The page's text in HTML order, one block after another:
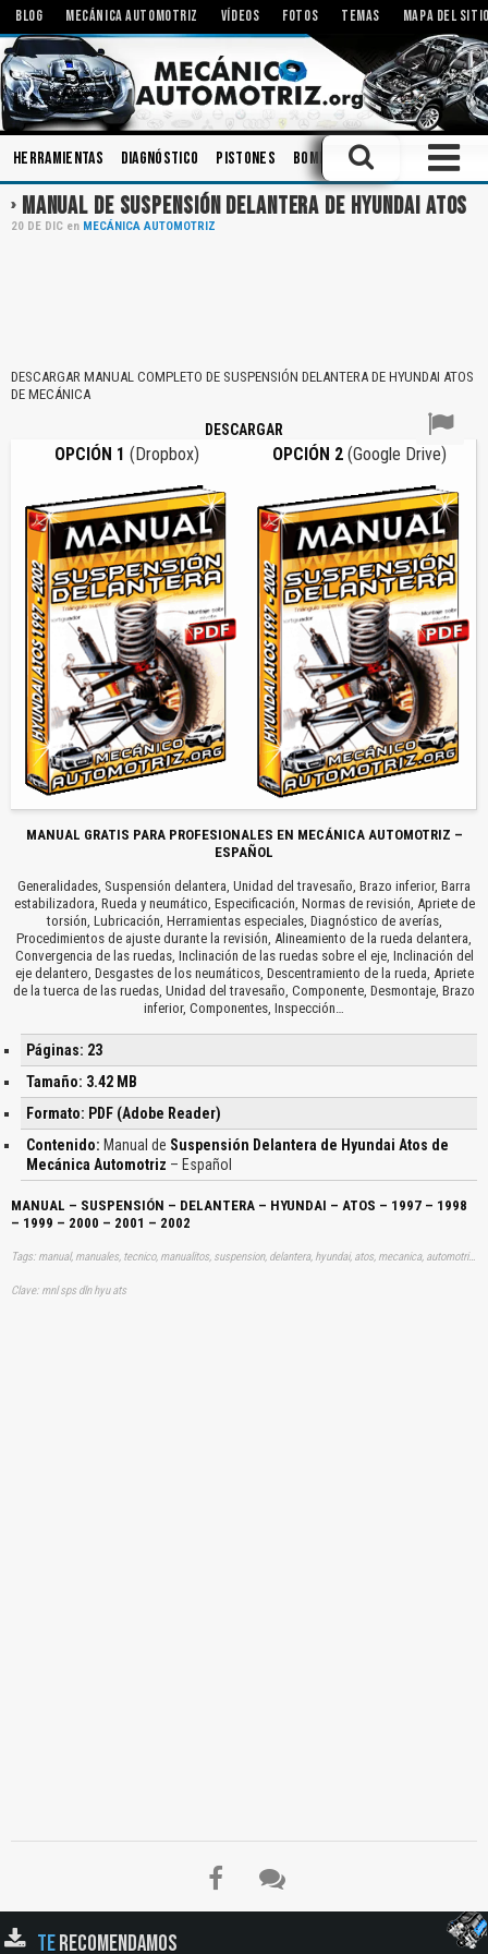
BLOG MECÁNICA AUTOMOTRIZ VÍDEOS FOTOS TEMAS MAPA DEL
Herramientas Diagnóstico Pistones Bombas Rodamientos
MANUAL DE SUSPENSIÓN DELANTERA DE HYUNDAI ATOS
20 DE DIC en MECÁNICA AUTOMOTRIZ
DESCARGAR MANUAL COMPLETO DE SUSPENSIÓN DELANTERA DE HYUNDAI ATOS
DE MECÁNICA
DESCARGAR
OPCIÓN 1 (Dropbox) OPCIÓN 2 (Google Drive)
MANUAL GRATIS PARA PROFESIONALES EN MECÁNICA AUTOMOTRIZ –
ESPAÑOL
Generalidades, Suspensión delantera, Unidad del travesaño, Brazo inferior, Barra
estabilizadora, Rueda y neumático, Especificación, Normas de revisión, Apriete de
torsión, Lubricación, Herramientas especiales, Diagnóstico de averías,
Procedimientos de ajuste durante la revisión, Alineamiento de la rueda delantera,
Convergencia de las ruedas, Inclinación de las ruedas sobre el eje, Inclinación del
eje delantero, Desgastes de los neumáticos, Descentramiento de la rueda, Apriete
de la tuerca de las ruedas, Unidad del travesaño, Componente, Desmontaje, Brazo
inferior, Componentes, Inspección…
Páginas: 23
Tamaño: 3.42 MB
Formato: PDF (Adobe Reader)
Contenido: Manual de Suspensión Delantera de Hyundai Atos de
Mecánica Automotriz – Español
MANUAL – SUSPENSIÓN – DELANTERA – HYUNDAI – ATOS – 1997 – 1998
– 1999 – 2000 – 2001 – 2002
Tags: manual, manuales, tecnico, manualitos, suspension, delantera, hyundai, atos, mecanica, automotriz, aprender, descargas
Clave: mnl sps dln hyu ats
TERECOMENDAMOS